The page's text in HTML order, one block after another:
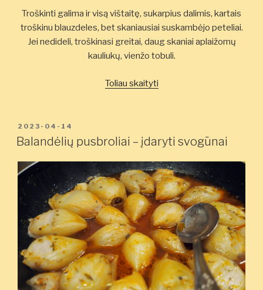
Troškinti galima ir visą vištaitę, sukarpius dalimis, kartais
troškinu blauzdeles, bet skaniausiai suskambėjo peteliai.
Jei nedideli, troškinasi greitai, daug skaniai aplaižomų
kauliukų, vienžo tobuli.
Toliau skaityti„Pomidorų
(Čachochbilis)”
PASKELBTA
2023-04-14
Balandėlių pusbroliai – įdaryti svogūnai